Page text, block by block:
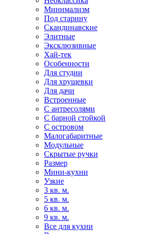
Минимализм
Под старину
Скандинавские
Элитные
Эксклюзивные
Хай-тек
Особенности
Для студии
Для хрущевки
Для дачи
Встроенные
С антресолями
С барной стойкой
С островом
Малогабаритные
Модульные
Скрытые ручки
Размер
Мини-кухни
Узкие
3 кв. м.
5 кв. м.
6 кв. м.
9 кв. м.
Все для кухни